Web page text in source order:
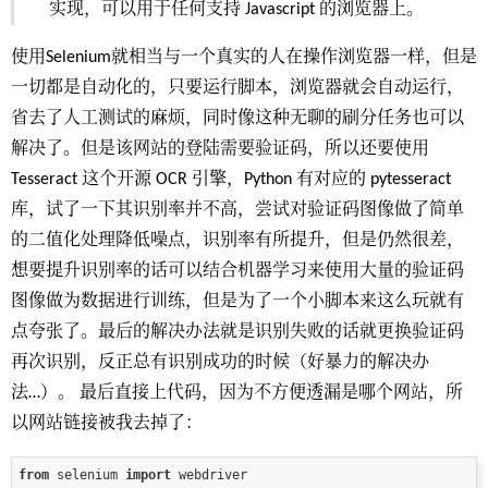
实现，可以用于任何支持 Javascript 的浏览器上。
使用Selenium就相当与一个真实的人在操作浏览器一样，但是
一切都是自动化的，只要运行脚本，浏览器就会自动运行，
省去了人工测试的麻烦，同时像这种无聊的刷分任务也可以
解决了。但是该网站的登陆需要验证码，所以还要使用
Tesseract 这个开源 OCR 引擎，Python 有对应的 pytesseract
库，试了一下其识别率并不高，尝试对验证码图像做了简单
的二值化处理降低噪点，识别率有所提升，但是仍然很差，
想要提升识别率的话可以结合机器学习来使用大量的验证码
图像做为数据进行训练，但是为了一个小脚本来这么玩就有
点夸张了。最后的解决办法就是识别失败的话就更换验证码
再次识别，反正总有识别成功的时候（好暴力的解决办
法…）。 最后直接上代码，因为不方便透漏是哪个网站，所
以网站链接被我去掉了：
from selenium import